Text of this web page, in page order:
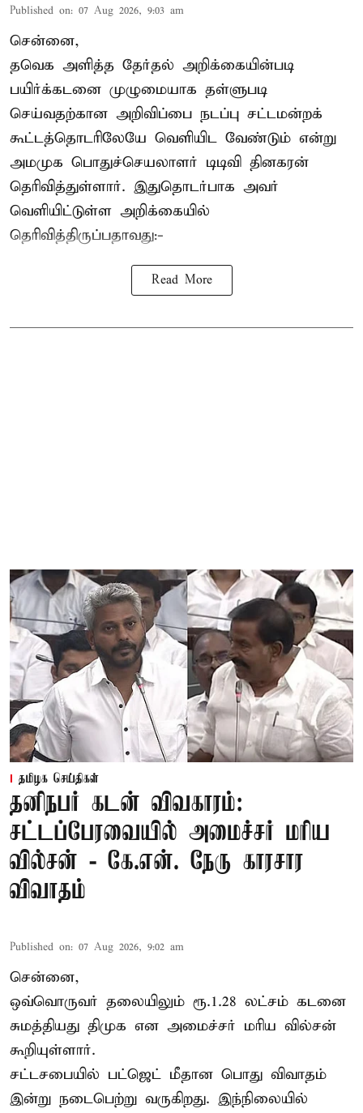
Published on: 07 Aug 2026, 9:03 am
சென்னை,
தவெக அளித்த தேர்தல் அறிக்கையின்படி
பயிர்க்கடனை முழுமையாக தள்ளுபடி
செய்வதற்கான அறிவிப்பை நடப்பு சட்டமன்றக்
கூட்டத்தொடரிலேயே வெளியிட வேண்டும் என்று
அமமுக பொதுச்செயலாளர் டிடிவி தினகரன்
தெரிவித்துள்ளார். இதுதொடர்பாக அவர்
வெளியிட்டுள்ள அறிக்கையில்
தெரிவித்திருப்பதாவது:-
Read More
தமிழக செய்திகள்
தனிநபர் கடன் விவகாரம்:
சட்டப்பேரவையில் அமைச்சர் மரிய
வில்சன் - கே.என். நேரு காரசார
விவாதம்
Published on: 07 Aug 2026, 9:02 am
சென்னை,
ஒவ்வொருவர் தலையிலும் ரூ.1.28 லட்சம் கடனை
சுமத்தியது திமுக என அமைச்சர் மரிய வில்சன்
கூறியுள்ளார்.
சட்டசபையில் பட்ஜெட் மீதான பொது விவாதம்
இன்று நடைபெற்று வருகிறது. இந்நிலையில்